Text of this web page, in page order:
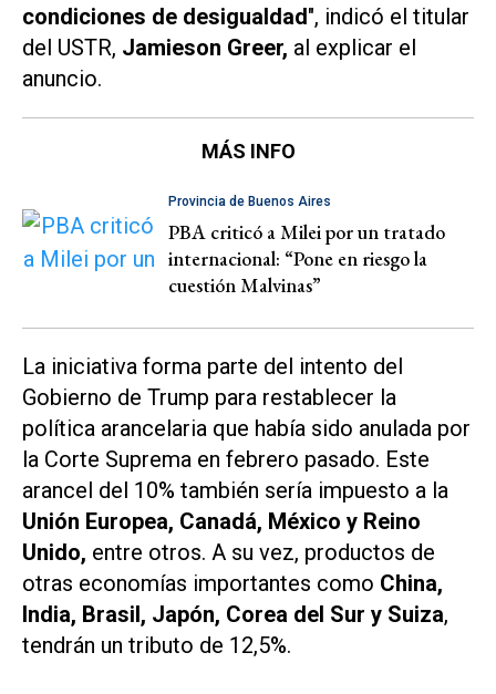
condiciones de desigualdad", indicó el titular
del USTR, Jamieson Greer, al explicar el
anuncio.
MÁS INFO
Provincia de Buenos Aires
PBA criticó a Milei por un tratado
internacional: “Pone en riesgo la
cuestión Malvinas”
La iniciativa forma parte del intento del
Gobierno de Trump para restablecer la
política arancelaria que había sido anulada por
la Corte Suprema en febrero pasado. Este
arancel del 10% también sería impuesto a la
Unión Europea, Canadá, México y Reino
Unido, entre otros. A su vez, productos de
otras economías importantes como China,
India, Brasil, Japón, Corea del Sur y Suiza,
tendrán un tributo de 12,5%.